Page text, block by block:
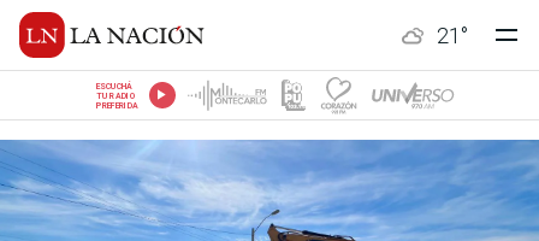
21 °
ESCUCHÁ
TU RADIO
PREFERIDA